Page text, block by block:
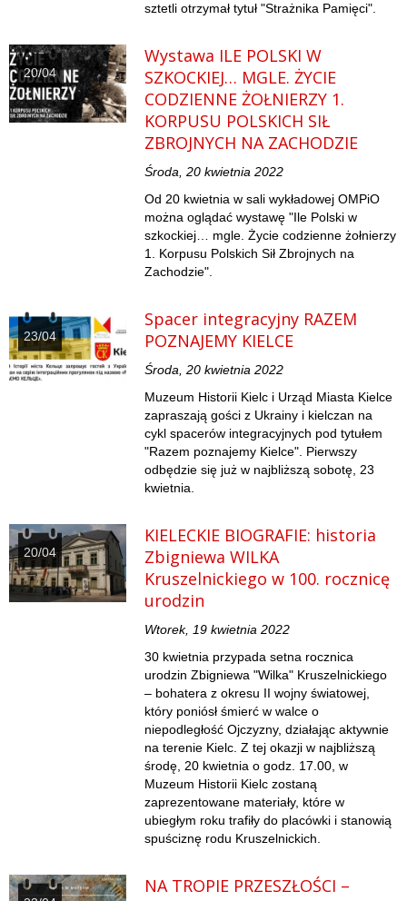
sztetli otrzymał tytuł "Strażnika Pamięci".
20/04
Wystawa ILE POLSKI W
SZKOCKIEJ… MGLE. ŻYCIE
CODZIENNE ŻOŁNIERZY 1.
KORPUSU POLSKICH SIŁ
ZBROJNYCH NA ZACHODZIE
Środa, 20 kwietnia 2022
Od 20 kwietnia w sali wykładowej OMPiO
można oglądać wystawę "Ile Polski w
szkockiej… mgle. Życie codzienne żołnierzy
1. Korpusu Polskich Sił Zbrojnych na
Zachodzie".
23/04
Spacer integracyjny RAZEM
POZNAJEMY KIELCE
Środa, 20 kwietnia 2022
Muzeum Historii Kielc i Urząd Miasta Kielce
zapraszają gości z Ukrainy i kielczan na
cykl spacerów integracyjnych pod tytułem
"Razem poznajemy Kielce". Pierwszy
odbędzie się już w najbliższą sobotę, 23
kwietnia.
20/04
KIELECKIE BIOGRAFIE: historia
Zbigniewa WILKA
Kruszelnickiego w 100. rocznicę
urodzin
Wtorek, 19 kwietnia 2022
30 kwietnia przypada setna rocznica
urodzin Zbigniewa "Wilka" Kruszelnickiego
– bohatera z okresu II wojny światowej,
który poniósł śmierć w walce o
niepodległość Ojczyzny, działając aktywnie
na terenie Kielc. Z tej okazji w najbliższą
środę, 20 kwietnia o godz. 17.00, w
Muzeum Historii Kielc zostaną
zaprezentowane materiały, które w
ubiegłym roku trafiły do placówki i stanowią
spuściznę rodu Kruszelnickich.
NA TROPIE PRZESZŁOŚCI –